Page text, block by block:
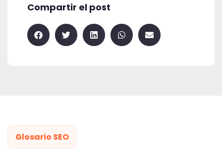
Compartir el post
Glosario SEO